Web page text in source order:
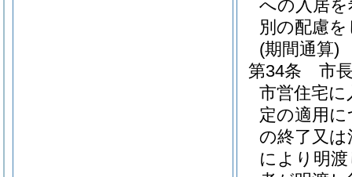
への入居
別の配慮
(期間通算)
第34条
市
市営住宅
定の適用
の終了又
により明